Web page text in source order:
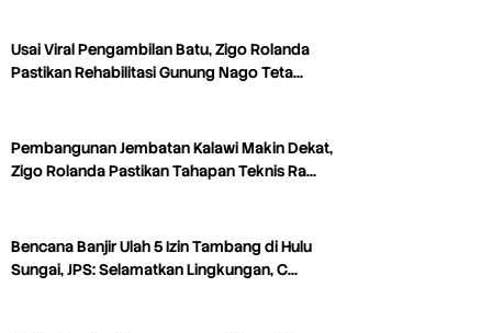
Usai Viral Pengambilan Batu, Zigo Rolanda
Pastikan Rehabilitasi Gunung Nago Teta…
Pembangunan Jembatan Kalawi Makin Dekat,
Zigo Rolanda Pastikan Tahapan Teknis Ra…
Bencana Banjir Ulah 5 Izin Tambang di Hulu
Sungai, JPS: Selamatkan Lingkungan, C…